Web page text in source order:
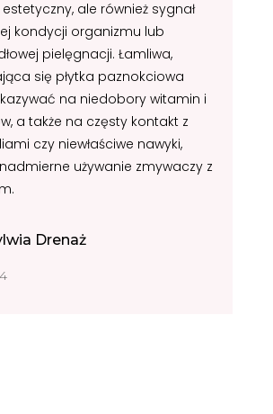
ale również sygnał
kondycji organizmu lub
pielęgnacji. Łamliwa,
się płytka paznokciowa
na niedobory witamin i
a także na częsty kontakt z
czy niewłaściwe nawyki,
używanie zmywaczy z
Drenaż